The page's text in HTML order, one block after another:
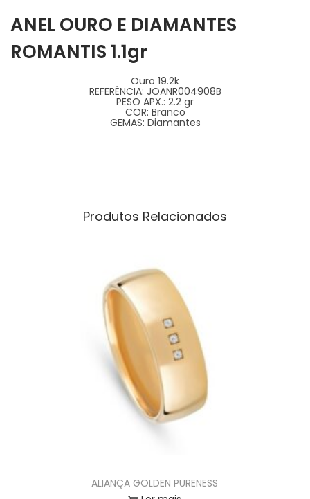
ANEL OURO E DIAMANTES
ROMANTIS 1.1gr
Ouro 19.2k
REFERÊNCIA: JOANR004908B
PESO APX.: 2.2 gr
COR: Branco
GEMAS: Diamantes
Produtos Relacionados
ALIANÇA GOLDEN PURENESS